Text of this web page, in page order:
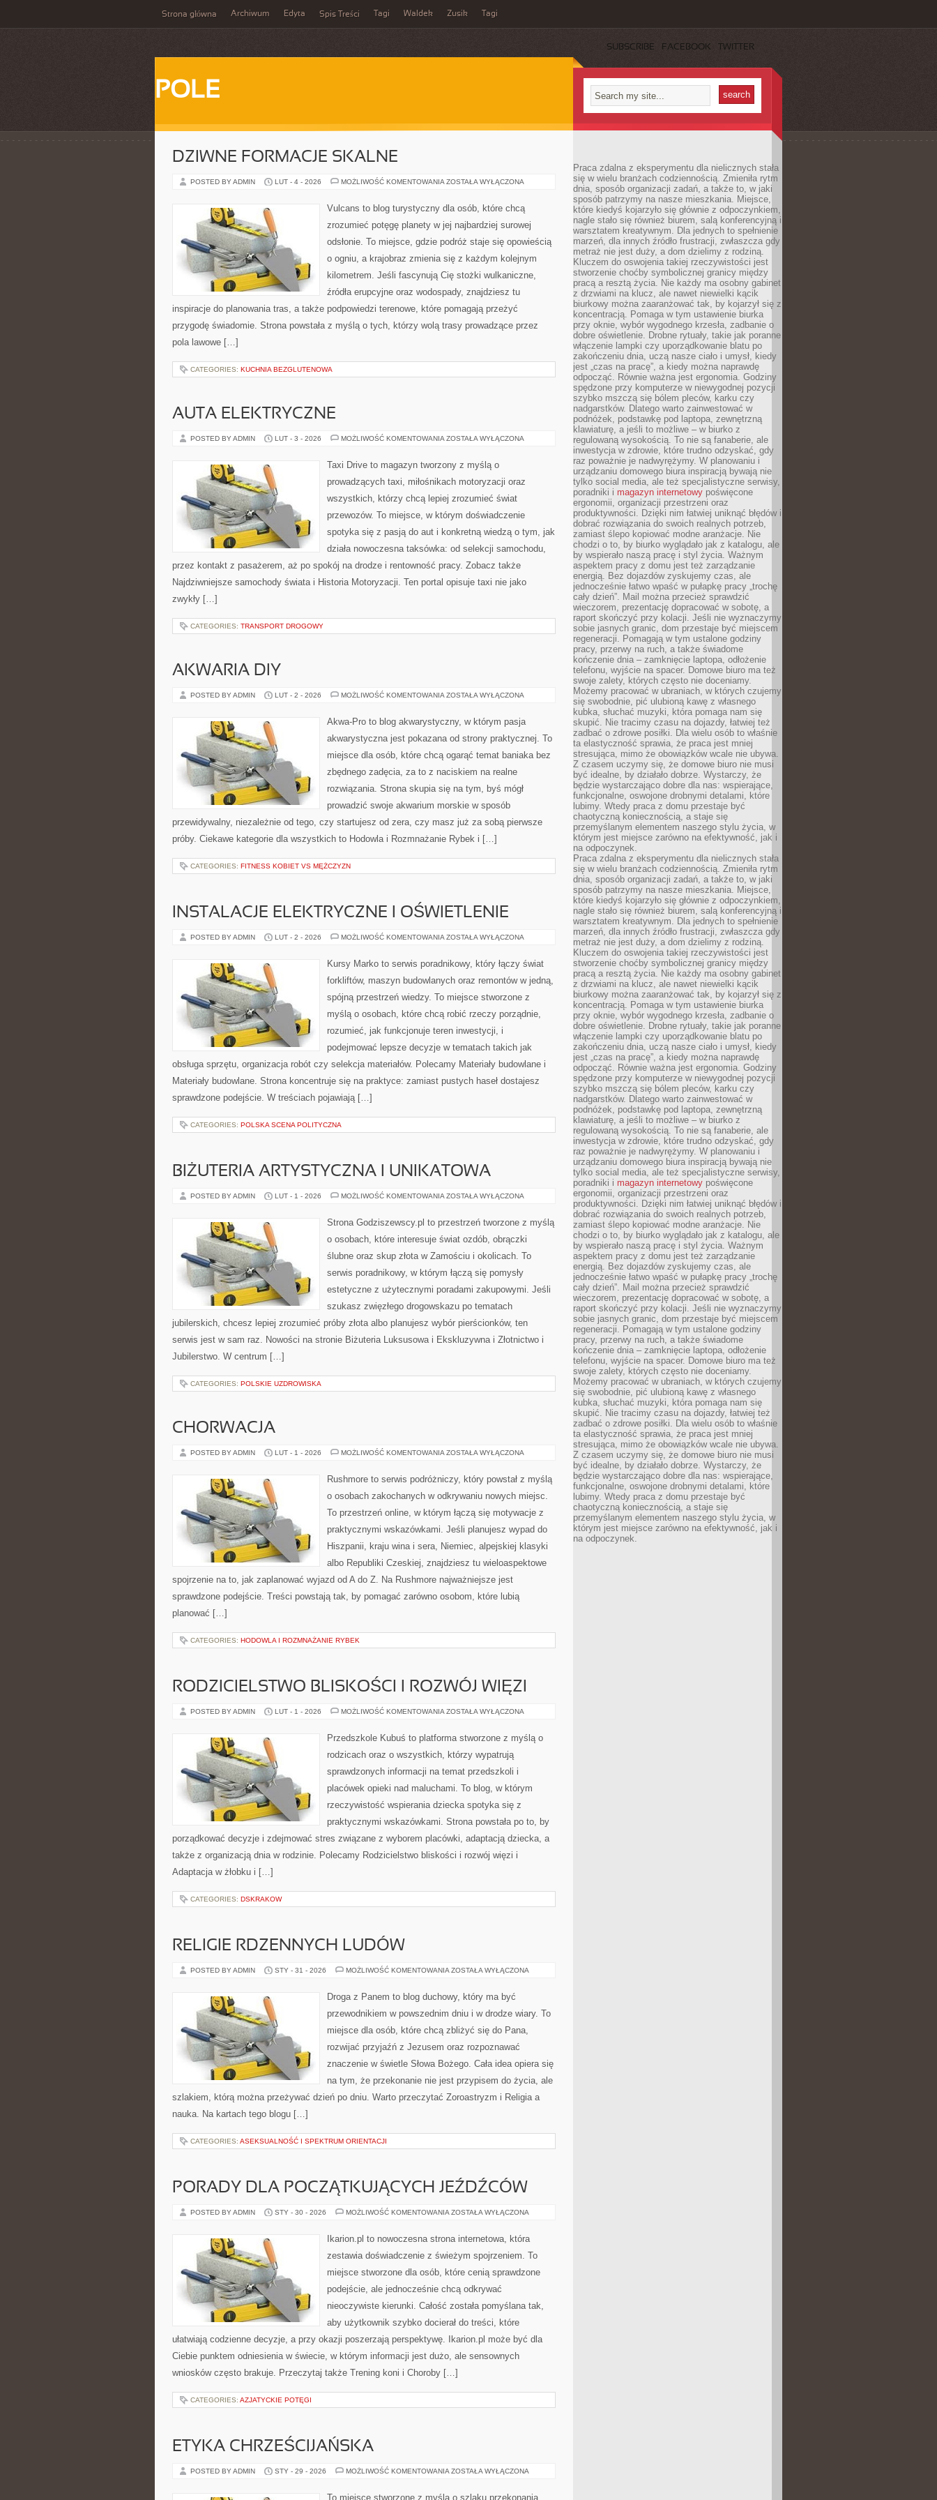
Strona główna Archiwum Edyta Spis Treści Tagi Waldek Zusik Tagi
SUBSCRIBE FACEBOOK TWITTER
POLE
DZIWNE FORMACJE SKALNE
POSTED BY ADMIN LUT - 4 - 2026 MOŻLIWOŚĆ KOMENTOWANIA DZIWNE
ZOSTAŁA WYŁĄCZONA
Vulcans to blog turystyczny dla osób, które chcą
zrozumieć potęgę planety w jej najbardziej surowej
odsłonie. To miejsce, gdzie podróż staje się opowieścią
o ogniu, a krajobraz zmienia się z każdym kolejnym
kilometrem. Jeśli fascynują Cię stożki wulkaniczne,
źródła erupcyjne oraz wodospady, znajdziesz tu
inspiracje do planowania tras, a także podpowiedzi terenowe, które pomagają przeżyć
przygodę świadomie. Strona powstała z myślą o tych, którzy wolą trasy prowadzące przez
pola lawowe […]
CATEGORIES: KUCHNIA BEZGLUTENOWA
AUTA ELEKTRYCZNE
POSTED BY ADMIN LUT - 3 - 2026 MOŻLIWOŚĆ KOMENTOWANIA AUTA
ZOSTAŁA WYŁĄCZONA
Taxi Drive to magazyn tworzony z myślą o
prowadzących taxi, miłośnikach motoryzacji oraz
wszystkich, którzy chcą lepiej zrozumieć świat
przewozów. To miejsce, w którym doświadczenie
spotyka się z pasją do aut i konkretną wiedzą o tym, jak
działa nowoczesna taksówka: od selekcji samochodu,
przez kontakt z pasażerem, aż po spokój na drodze i rentowność pracy. Zobacz także
Najdziwniejsze samochody świata i Historia Motoryzacji. Ten portal opisuje taxi nie jako
zwykły […]
CATEGORIES: TRANSPORT DROGOWY
AKWARIA DIY
POSTED BY ADMIN LUT - 2 - 2026 MOŻLIWOŚĆ KOMENTOWANIA AKWARIA
ZOSTAŁA WYŁĄCZONA
Akwa-Pro to blog akwarystyczny, w którym pasja
akwarystyczna jest pokazana od strony praktycznej. To
miejsce dla osób, które chcą ogarąć temat baniaka bez
zbędnego zadęcia, za to z naciskiem na realne
rozwiązania. Strona skupia się na tym, byś mógł
prowadzić swoje akwarium morskie w sposób
przewidywalny, niezależnie od tego, czy startujesz od zera, czy masz już za sobą pierwsze
próby. Ciekawe kategorie dla wszystkich to Hodowla i Rozmnażanie Rybek i […]
CATEGORIES: FITNESS KOBIET VS MĘŻCZYZN
INSTALACJE ELEKTRYCZNE I OŚWIETLENIE
POSTED BY ADMIN LUT - 2 - 2026 MOŻLIWOŚĆ KOMENTOWANIA INSTALACJE
OŚWIETLENIE
ZOSTAŁA WYŁĄCZONA
Kursy Marko to serwis poradnikowy, który łączy świat
forkliftów, maszyn budowlanych oraz remontów w jedną,
spójną przestrzeń wiedzy. To miejsce stworzone z
myślą o osobach, które chcą robić rzeczy porządnie,
rozumieć, jak funkcjonuje teren inwestycji, i
podejmować lepsze decyzje w tematach takich jak
obsługa sprzętu, organizacja robót czy selekcja materiałów. Polecamy Materiały budowlane i
Materiały budowlane. Strona koncentruje się na praktyce: zamiast pustych haseł dostajesz
sprawdzone podejście. W treściach pojawiają […]
CATEGORIES: POLSKA SCENA POLITYCZNA
BIŻUTERIA ARTYSTYCZNA I UNIKATOWA
POSTED BY ADMIN LUT - 1 - 2026 MOŻLIWOŚĆ KOMENTOWANIA BIŻUTERIA
UNIKATOWA
ZOSTAŁA WYŁĄCZONA
Strona Godziszewscy.pl to przestrzeń tworzone z myślą
o osobach, które interesuje świat ozdób, obrączki
ślubne oraz skup złota w Zamościu i okolicach. To
serwis poradnikowy, w którym łączą się pomysły
estetyczne z użytecznymi poradami zakupowymi. Jeśli
szukasz zwięzłego drogowskazu po tematach
jubilerskich, chcesz lepiej zrozumieć próby złota albo planujesz wybór pierścionków, ten
serwis jest w sam raz. Nowości na stronie Biżuteria Luksusowa i Ekskluzywna i Złotnictwo i
Jubilerstwo. W centrum […]
CATEGORIES: POLSKIE UZDROWISKA
CHORWACJA
POSTED BY ADMIN LUT - 1 - 2026 MOŻLIWOŚĆ KOMENTOWANIA CHORWACJA
ZOSTAŁA WYŁĄCZONA
Rushmore to serwis podróżniczy, który powstał z myślą
o osobach zakochanych w odkrywaniu nowych miejsc.
To przestrzeń online, w którym łączą się motywacje z
praktycznymi wskazówkami. Jeśli planujesz wypad do
Hiszpanii, kraju wina i sera, Niemiec, alpejskiej klasyki
albo Republiki Czeskiej, znajdziesz tu wieloaspektowe
spojrzenie na to, jak zaplanować wyjazd od A do Z. Na Rushmore najważniejsze jest
sprawdzone podejście. Treści powstają tak, by pomagać zarówno osobom, które lubią
planować […]
CATEGORIES: HODOWLA I ROZMNAŻANIE RYBEK
RODZICIELSTWO BLISKOŚCI I ROZWÓJ WIĘZI
POSTED BY ADMIN LUT - 1 - 2026 MOŻLIWOŚĆ KOMENTOWANIA RODZICIELSTWO
ROZWÓJ
WIĘZI
ZOSTAŁA WYŁĄCZONA
Przedszkole Kubuś to platforma stworzone z myślą o
rodzicach oraz o wszystkich, którzy wypatrują
sprawdzonych informacji na temat przedszkoli i
placówek opieki nad maluchami. To blog, w którym
rzeczywistość wspierania dziecka spotyka się z
praktycznymi wskazówkami. Strona powstała po to, by
porządkować decyzje i zdejmować stres związane z wyborem placówki, adaptacją dziecka, a
także z organizacją dnia w rodzinie. Polecamy Rodzicielstwo bliskości i rozwój więzi i
Adaptacja w żłobku i […]
CATEGORIES: DSKRAKOW
RELIGIE RDZENNYCH LUDÓW
POSTED BY ADMIN STY - 31 - 2026 MOŻLIWOŚĆ KOMENTOWANIA RELIGIE
ZOSTAŁA WYŁĄCZONA
Droga z Panem to blog duchowy, który ma być
przewodnikiem w powszednim dniu i w drodze wiary. To
miejsce dla osób, które chcą zbliżyć się do Pana,
rozwijać przyjaźń z Jezusem oraz rozpoznawać
znaczenie w świetle Słowa Bożego. Cała idea opiera się
na tym, że przekonanie nie jest przypisem do życia, ale
szlakiem, którą można przeżywać dzień po dniu. Warto przeczytać Zoroastryzm i Religia a
nauka. Na kartach tego blogu […]
CATEGORIES: ASEKSUALNOŚĆ I SPEKTRUM ORIENTACJI
PORADY DLA POCZĄTKUJĄCYCH JEŹDŹCÓW
POSTED BY ADMIN STY - 30 - 2026 MOŻLIWOŚĆ KOMENTOWANIA PORADY
JEŹDŹCÓW
ZOSTAŁA WYŁĄCZONA
Ikarion.pl to nowoczesna strona internetowa, która
zestawia doświadczenie z świeżym spojrzeniem. To
miejsce stworzone dla osób, które cenią sprawdzone
podejście, ale jednocześnie chcą odkrywać
nieoczywiste kierunki. Całość została pomyślana tak,
aby użytkownik szybko docierał do treści, które
ułatwiają codzienne decyzje, a przy okazji poszerzają perspektywę. Ikarion.pl może być dla
Ciebie punktem odniesienia w świecie, w którym informacji jest dużo, ale sensownych
wniosków często brakuje. Przeczytaj także Trening koni i Choroby […]
CATEGORIES: AZJATYCKIE POTĘGI
ETYKA CHRZEŚCIJAŃSKA
POSTED BY ADMIN STY - 29 - 2026 MOŻLIWOŚĆ KOMENTOWANIA ETYKA
ZOSTAŁA WYŁĄCZONA
To miejsce stworzone z myślą o szlaku przekonania,
Praca zdalna z eksperymentu dla nielicznych stała
się w wielu branżach codziennością. Zmieniła rytm
dnia, sposób organizacji zadań, a także to, w jaki
sposób patrzymy na nasze mieszkania. Miejsce,
które kiedyś kojarzyło się głównie z odpoczynkiem,
nagle stało się również biurem, salą konferencyjną i
warsztatem kreatywnym. Dla jednych to spełnienie
marzeń, dla innych źródło frustracji, zwłaszcza gdy
metraż nie jest duży, a dom dzielimy z rodziną.
Kluczem do oswojenia takiej rzeczywistości jest
stworzenie choćby symbolicznej granicy między
pracą a resztą życia. Nie każdy ma osobny gabinet
z drzwiami na klucz, ale nawet niewielki kącik
biurkowy można zaaranżować tak, by kojarzył się z
koncentracją. Pomaga w tym ustawienie biurka
przy oknie, wybór wygodnego krzesła, zadbanie o
dobre oświetlenie. Drobne rytuały, takie jak poranne
włączenie lampki czy uporządkowanie blatu po
zakończeniu dnia, uczą nasze ciało i umysł, kiedy
jest „czas na pracę”, a kiedy można naprawdę
odpocząć. Równie ważna jest ergonomia. Godziny
spędzone przy komputerze w niewygodnej pozycji
szybko mszczą się bólem pleców, karku czy
nadgarstków. Dlatego warto zainwestować w
podnóżek, podstawkę pod laptopa, zewnętrzną
klawiaturę, a jeśli to możliwe – w biurko z
regulowaną wysokością. To nie są fanaberie, ale
inwestycja w zdrowie, które trudno odzyskać, gdy
raz poważnie je nadwyrężymy. W planowaniu i
urządzaniu domowego biura inspiracją bywają nie
tylko social media, ale też specjalistyczne serwisy,
poradniki i magazyn internetowy poświęcone
ergonomii, organizacji przestrzeni oraz
produktywności. Dzięki nim łatwiej uniknąć błędów i
dobrać rozwiązania do swoich realnych potrzeb,
zamiast ślepo kopiować modne aranżacje. Nie
chodzi o to, by biurko wyglądało jak z katalogu, ale
by wspierało naszą pracę i styl życia. Ważnym
aspektem pracy z domu jest też zarządzanie
energią. Bez dojazdów zyskujemy czas, ale
jednocześnie łatwo wpaść w pułapkę pracy „trochę
cały dzień”. Mail można przecież sprawdzić
wieczorem, prezentację dopracować w sobotę, a
raport skończyć przy kolacji. Jeśli nie wyznaczymy
sobie jasnych granic, dom przestaje być miejscem
regeneracji. Pomagają w tym ustalone godziny
pracy, przerwy na ruch, a także świadome
kończenie dnia – zamknięcie laptopa, odłożenie
telefonu, wyjście na spacer. Domowe biuro ma też
swoje zalety, których często nie doceniamy.
Możemy pracować w ubraniach, w których czujemy
się swobodnie, pić ulubioną kawę z własnego
kubka, słuchać muzyki, która pomaga nam się
skupić. Nie tracimy czasu na dojazdy, łatwiej też
zadbać o zdrowe posiłki. Dla wielu osób to właśnie
ta elastyczność sprawia, że praca jest mniej
stresująca, mimo że obowiązków wcale nie ubywa.
Z czasem uczymy się, że domowe biuro nie musi
być idealne, by działało dobrze. Wystarczy, że
będzie wystarczająco dobre dla nas: wspierające,
funkcjonalne, oswojone drobnymi detalami, które
lubimy. Wtedy praca z domu przestaje być
chaotyczną koniecznością, a staje się
przemyślanym elementem naszego stylu życia, w
którym jest miejsce zarówno na efektywność, jak i
na odpoczynek.
Praca zdalna z eksperymentu dla nielicznych stała
się w wielu branżach codziennością. Zmieniła rytm
dnia, sposób organizacji zadań, a także to, w jaki
sposób patrzymy na nasze mieszkania. Miejsce,
które kiedyś kojarzyło się głównie z odpoczynkiem,
nagle stało się również biurem, salą konferencyjną i
warsztatem kreatywnym. Dla jednych to spełnienie
marzeń, dla innych źródło frustracji, zwłaszcza gdy
metraż nie jest duży, a dom dzielimy z rodziną.
Kluczem do oswojenia takiej rzeczywistości jest
stworzenie choćby symbolicznej granicy między
pracą a resztą życia. Nie każdy ma osobny gabinet
z drzwiami na klucz, ale nawet niewielki kącik
biurkowy można zaaranżować tak, by kojarzył się z
koncentracją. Pomaga w tym ustawienie biurka
przy oknie, wybór wygodnego krzesła, zadbanie o
dobre oświetlenie. Drobne rytuały, takie jak poranne
włączenie lampki czy uporządkowanie blatu po
zakończeniu dnia, uczą nasze ciało i umysł, kiedy
jest „czas na pracę”, a kiedy można naprawdę
odpocząć. Równie ważna jest ergonomia. Godziny
spędzone przy komputerze w niewygodnej pozycji
szybko mszczą się bólem pleców, karku czy
nadgarstków. Dlatego warto zainwestować w
podnóżek, podstawkę pod laptopa, zewnętrzną
klawiaturę, a jeśli to możliwe – w biurko z
regulowaną wysokością. To nie są fanaberie, ale
inwestycja w zdrowie, które trudno odzyskać, gdy
raz poważnie je nadwyrężymy. W planowaniu i
urządzaniu domowego biura inspiracją bywają nie
tylko social media, ale też specjalistyczne serwisy,
poradniki i magazyn internetowy poświęcone
ergonomii, organizacji przestrzeni oraz
produktywności. Dzięki nim łatwiej uniknąć błędów i
dobrać rozwiązania do swoich realnych potrzeb,
zamiast ślepo kopiować modne aranżacje. Nie
chodzi o to, by biurko wyglądało jak z katalogu, ale
by wspierało naszą pracę i styl życia. Ważnym
aspektem pracy z domu jest też zarządzanie
energią. Bez dojazdów zyskujemy czas, ale
jednocześnie łatwo wpaść w pułapkę pracy „trochę
cały dzień”. Mail można przecież sprawdzić
wieczorem, prezentację dopracować w sobotę, a
raport skończyć przy kolacji. Jeśli nie wyznaczymy
sobie jasnych granic, dom przestaje być miejscem
regeneracji. Pomagają w tym ustalone godziny
pracy, przerwy na ruch, a także świadome
kończenie dnia – zamknięcie laptopa, odłożenie
telefonu, wyjście na spacer. Domowe biuro ma też
swoje zalety, których często nie doceniamy.
Możemy pracować w ubraniach, w których czujemy
się swobodnie, pić ulubioną kawę z własnego
kubka, słuchać muzyki, która pomaga nam się
skupić. Nie tracimy czasu na dojazdy, łatwiej też
zadbać o zdrowe posiłki. Dla wielu osób to właśnie
ta elastyczność sprawia, że praca jest mniej
stresująca, mimo że obowiązków wcale nie ubywa.
Z czasem uczymy się, że domowe biuro nie musi
być idealne, by działało dobrze. Wystarczy, że
będzie wystarczająco dobre dla nas: wspierające,
funkcjonalne, oswojone drobnymi detalami, które
lubimy. Wtedy praca z domu przestaje być
chaotyczną koniecznością, a staje się
przemyślanym elementem naszego stylu życia, w
którym jest miejsce zarówno na efektywność, jak i
na odpoczynek.